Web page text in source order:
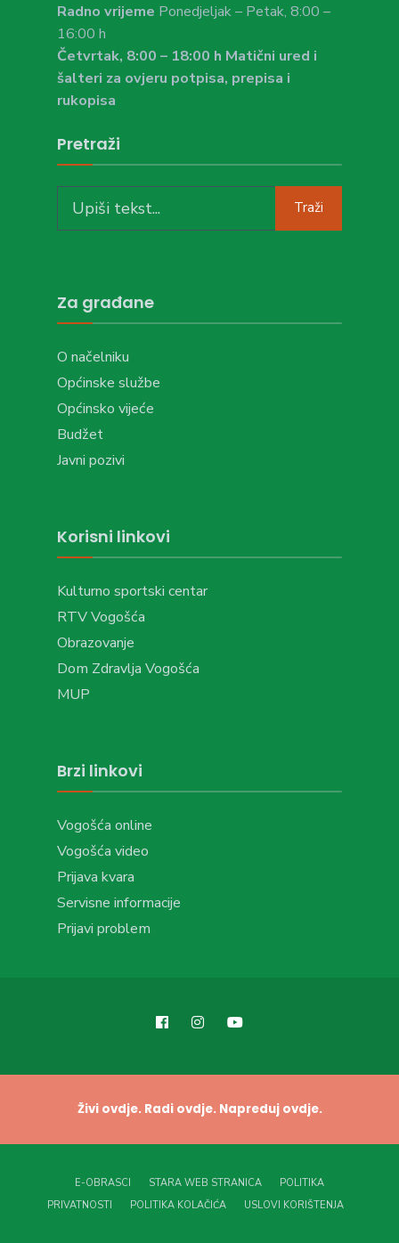
Radno vrijeme Ponedjeljak – Petak, 8:00 –
16:00 h
Četvrtak, 8:00 – 18:00 h Matični ured i
šalteri za ovjeru potpisa, prepisa i
rukopisa
Pretraži
for:
Traži
Za građane
O načelniku
Općinske službe
Općinsko vijeće
Budžet
Javni pozivi
Korisni linkovi
Kulturno sportski centar
RTV Vogošća
Obrazovanje
Dom Zdravlja Vogošća
MUP
Brzi linkovi
Vogošća online
Vogošća video
Prijava kvara
Servisne informacije
Prijavi problem
Živi ovdje. Radi ovdje. Napreduj ovdje.
E-OBRASCI STARA WEB STRANICA
POLITIKA
PRIVATNOSTI
POLITIKA KOLAČIĆA USLOVI KORIŠTENJA